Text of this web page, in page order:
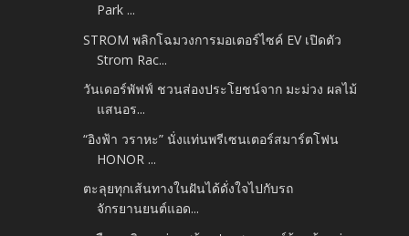
Park ...
STROM พลิกโฉมวงการมอเตอร์ไซค์ EV เปิดตัว
Strom Rac...
วันเดอร์พัฟฟ์ ชวนส่องประโยชน์จาก มะม่วง ผลไม้
แสนอร...
“อิงฟ้า วราหะ” นั่งแท่นพรีเซนเตอร์สมาร์ตโฟน
HONOR ...
ตะลุยทุกเส้นทางในฝันได้ดั่งใจไปกับรถ
จักรยานยนต์แอด...